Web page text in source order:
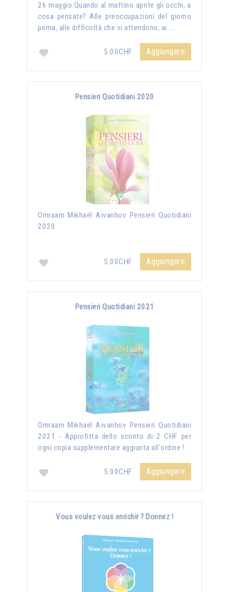
26 maggio:Quando al mattino aprite gli occhi, a
cosa pensate? Alle preoccupazioni del giorno
prima, alle difficoltà che vi attendono, ai …
5.00CHF Aggiungere
Pensieri Quotidiani 2020
Omraam Mikhaël Aïvanhov Pensieri Quotidiani
2020
5.00CHF Aggiungere
Pensieri Quotidiani 2021
Omraam Mikhaël Aïvanhov Pensieri Quotidiani
2021 - Approfitta dello sconto di 2 CHF per
ogni copia supplementare aggiunta all'ordine !
5.00CHF Aggiungere
Vous voulez vous enrichir ? Donnez !